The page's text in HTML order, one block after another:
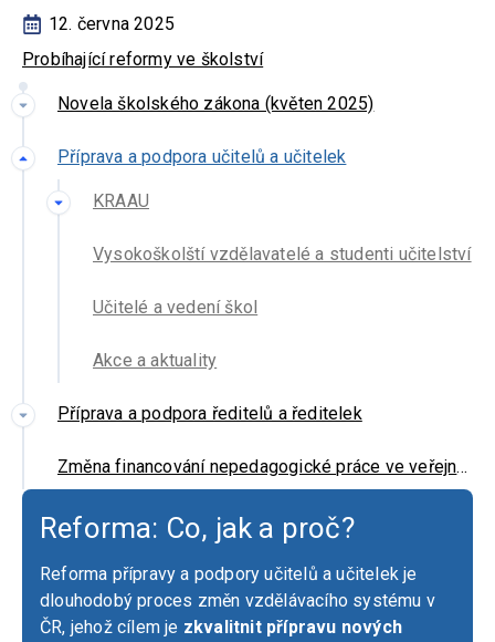
12. června 2025
Probíhající reformy ve školství
Novela školského zákona (květen 2025)
Příprava a podpora učitelů a učitelek
KRAAU
Vysokoškolští vzdělavatelé a studenti učitelství
Učitelé a vedení škol
Akce a aktuality
Příprava a podpora ředitelů a ředitelek
Změna financování nepedagogické práce ve veřejných školách a školských zařízeních
Reforma: Co, jak a proč?
Reforma přípravy a podpory učitelů a učitelek je
dlouhodobý proces změn vzdělávacího systému v
ČR, jehož cílem je zkvalitnit přípravu nových